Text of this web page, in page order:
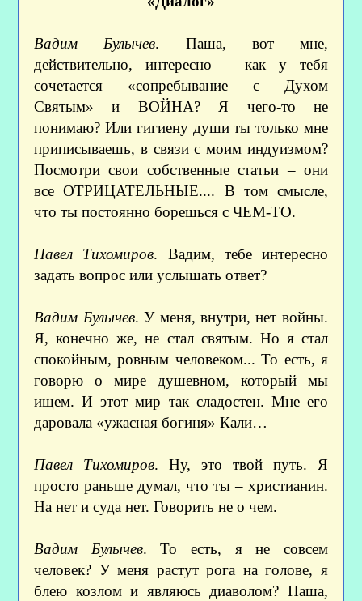
Вадим Булычев. Паша, вот мне,
действительно, интересно – как у тебя
сочетается «сопребывание с Духом
Святым» и ВОЙНА? Я чего-то не
понимаю? Или гигиену души ты только мне
приписываешь, в связи с моим индуизмом?
Посмотри свои собственные статьи – они
все ОТРИЦАТЕЛЬНЫЕ.... В том смысле,
что ты постоянно борешься с ЧЕМ-ТО.
Павел Тихомиров. Вадим, тебе интересно
задать вопрос или услышать ответ?
Вадим Булычев. У меня, внутри, нет войны.
Я, конечно же, не стал святым. Но я стал
спокойным, ровным человеком... То есть, я
говорю о мире душевном, который мы
ищем. И этот мир так сладостен. Мне его
даровала «ужасная богиня» Кали…
Павел Тихомиров. Ну, это твой путь. Я
просто раньше думал, что ты – христианин.
На нет и суда нет. Говорить не о чем.
Вадим Булычев. То есть, я не совсем
человек? У меня растут рога на голове, я
блею козлом и являюсь диаволом? Паша,